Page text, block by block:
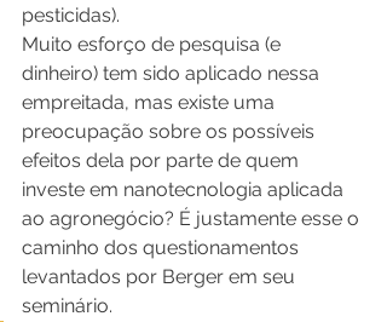
pesticidas).
Muito esforço de pesquisa (e
dinheiro) tem sido aplicado nessa
empreitada, mas existe uma
preocupação sobre os possíveis
efeitos dela por parte de quem
investe em nanotecnologia aplicada
ao agronegócio? É justamente esse o
caminho dos questionamentos
levantados por Berger em seu
seminário.